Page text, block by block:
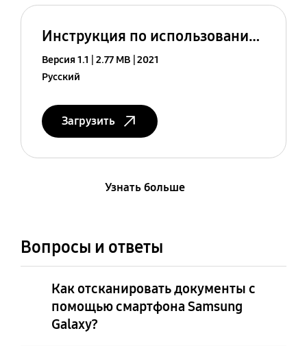
Инструкция по использованию (Android 10)
Версия 1.1 2.77 MB 2021
Русский
Загрузить
Узнать больше
Вопросы и ответы
Как отсканировать документы с
помощью смартфона Samsung
Galaxy?